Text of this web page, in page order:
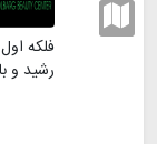
فلکه
رشید و